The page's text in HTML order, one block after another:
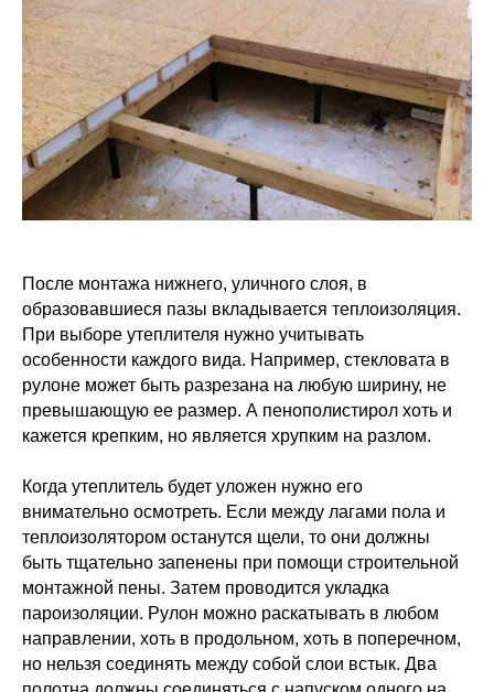
После монтажа нижнего, уличного слоя, в
образовавшиеся пазы вкладывается теплоизоляция.
При выборе утеплителя нужно учитывать
особенности каждого вида. Например, стекловата в
рулоне может быть разрезана на любую ширину, не
превышающую ее размер. А пенополистирол хоть и
кажется крепким, но является хрупким на разлом.
Когда утеплитель будет уложен нужно его
внимательно осмотреть. Если между лагами пола и
теплоизолятором останутся щели, то они должны
быть тщательно запенены при помощи строительной
монтажной пены. Затем проводится укладка
пароизоляции. Рулон можно раскатывать в любом
направлении, хоть в продольном, хоть в поперечном,
но нельзя соединять между собой слои встык. Два